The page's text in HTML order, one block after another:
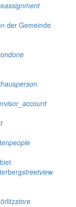
assignment
der Gemeinde
done
person
people
streetview
store